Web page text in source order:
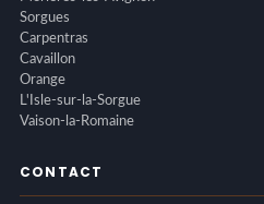
Sorgues
Carpentras
Cavaillon
Orange
L'Isle-sur-la-Sorgue
Vaison-la-Romaine
CONTACT